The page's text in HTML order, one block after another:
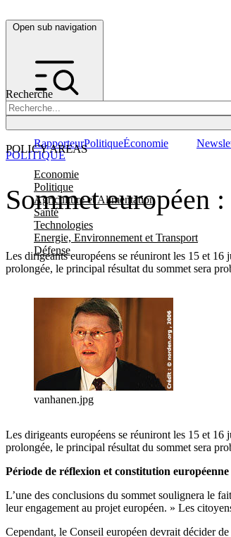
Open sub navigation
Recherche
POLICY AREAS
Economie
Politique
Agriculture et Alimentation
Santé
Technologies
Energie, Environnement et Transport
Défense
RapporteurPolitiqueÉconomie
Sommet européen
Les dirigeants européens se réuniront les 15 et
prolongée, le principal résultat du sommet sera
POLITIQUE
vanhanen.jpg
Les dirigeants européens se réuniront les 15 et
prolongée, le principal résultat du sommet sera
Période de réflexion et constitution européenne
L’une des conclusions du sommet soulignera le
leur engagement au projet européen. » Les
Cependant, le Conseil européen devrait décider